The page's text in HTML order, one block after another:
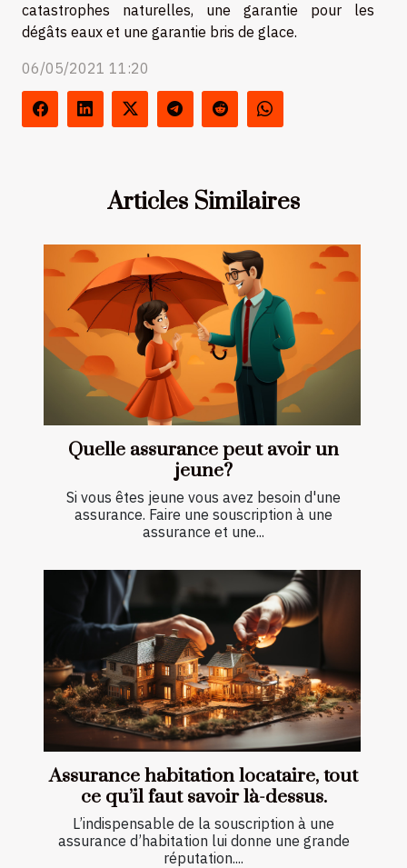
catastrophes naturelles, une garantie pour les
dégâts eaux et une garantie bris de glace.
06/05/2021 11:20
Articles Similaires
Quelle assurance peut avoir un
jeune?
Si vous êtes jeune vous avez besoin d'une
assurance. Faire une souscription à une
assurance et une...
Assurance habitation locataire, tout
ce qu’il faut savoir là-dessus.
L’indispensable de la souscription à une
assurance d’habitation lui donne une grande
réputation....